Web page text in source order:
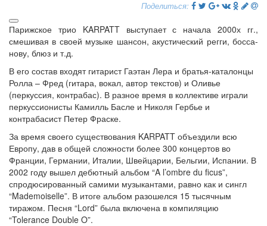
Поделиться:
Парижское трио KARPATT выступает с начала 2000х гг.,
смешивая в своей музыке шансон, акустический регги, босса-
нову, блюз и т.д.
В его состав входят гитарист Гаэтан Лера и братья-каталонцы
Ролла – Фред (гитара, вокал, автор текстов) и Оливье
(перкуссия, контрабас). В разное время в коллективе играли
перкуссионисты Камилль Басле и Николя Гербье и
контрабасист Петер Фраске.
За время своего существования KARPATT объездили всю
Европу, дав в общей сложности более 300 концертов во
Франции, Германии, Италии, Швейцарии, Бельгии, Испании. В
2002 году вышел дебютный альбом “A l’ombre du ficus”,
спродюсированный самими музыкантами, равно как и сингл
“Mademoiselle”. В итоге альбом разошелся 15 тысячным
тиражом. Песня “Lord” была включена в компиляцию
“Tolerance Double O”.